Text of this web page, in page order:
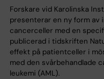
Forskare vid Karolinska
presenterar en ny form av
cancerceller med en
publicerad i tidskriften
effekt på patientceller i
med den svårbehandlade
leukemi (AML).